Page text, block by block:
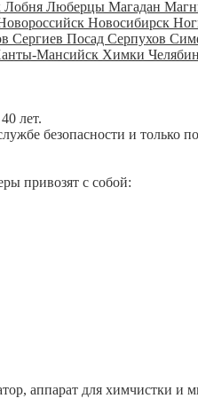
Лобня Люберцы Магадан
Новосибирск
Сергиев Посад Серпухов
Мансийск Химки
лет.
безопасности и только
привозят с собой:
аппарат для